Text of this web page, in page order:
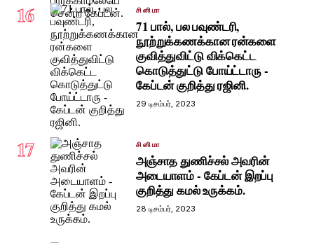
16 சினிமா
71 பால், பல பவுண்டரி,
நூற்றுக்கணக்கான ரன்களை
குவித்துவிட்டு விக்கெட்ட
கொடுத்துட்டு போய்ட்டாரு -
கேப்டன் குறித்து ரஜினி.
29 டிசம்பர், 2023
17 சினிமா
அஞ்சாத துணிச்சல் அவரின்
அடையாளம் - கேப்டன் இறப்பு
குறித்து கமல் உருக்கம்.
28 டிசம்பர், 2023